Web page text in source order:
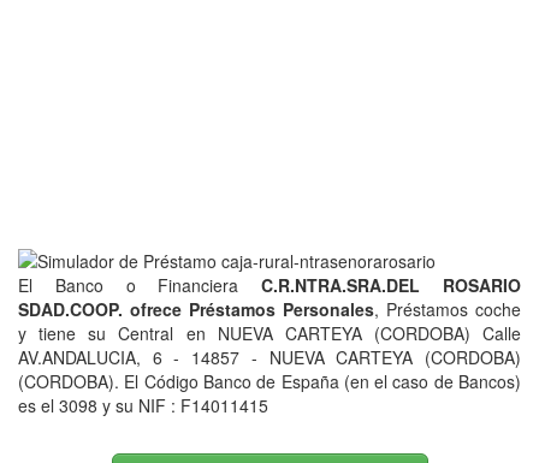
El Banco o FinancieraC.R.NTRA.SRA.DEL ROSARIO
SDAD.COOP. ofrece Préstamos Personales, Préstamos coche
y tiene su Central en NUEVA CARTEYA (CORDOBA) Calle
AV.ANDALUCIA, 6 - 14857 - NUEVA CARTEYA (CORDOBA)
(CORDOBA). El Código Banco de España (en el caso de Bancos)
es el 3098 y su NIF : F14011415